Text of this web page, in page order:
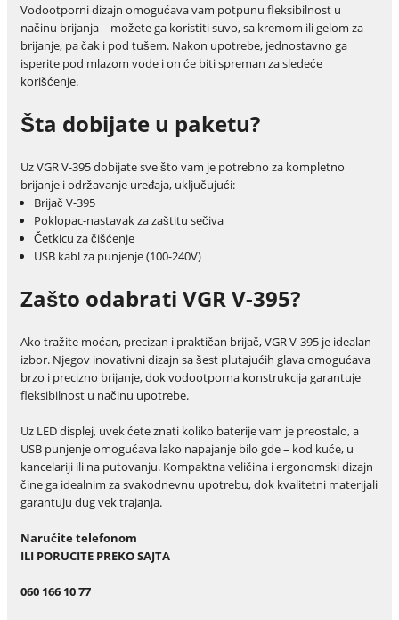
Vodootporni dizajn omogućava vam potpunu fleksibilnost u
načinu brijanja – možete ga koristiti suvo, sa kremom ili gelom za
brijanje, pa čak i pod tušem. Nakon upotrebe, jednostavno ga
isperite pod mlazom vode i on će biti spreman za sledeće
korišćenje.
Šta dobijate u paketu?
Uz VGR V-395 dobijate sve što vam je potrebno za kompletno
brijanje i održavanje uređaja, uključujući:
Brijač V-395
Poklopac-nastavak za zaštitu sečiva
Četkicu za čišćenje
USB kabl za punjenje (100-240V)
Zašto odabrati VGR V-395?
Ako tražite moćan, precizan i praktičan brijač, VGR V-395 je idealan
izbor. Njegov inovativni dizajn sa šest plutajućih glava omogućava
brzo i precizno brijanje, dok vodootporna konstrukcija garantuje
fleksibilnost u načinu upotrebe.
Uz LED displej, uvek ćete znati koliko baterije vam je preostalo, a
USB punjenje omogućava lako napajanje bilo gde – kod kuće, u
kancelariji ili na putovanju. Kompaktna veličina i ergonomski dizajn
čine ga idealnim za svakodnevnu upotrebu, dok kvalitetni materijali
garantuju dug vek trajanja.
Naručite telefonom
ILI PORUCITE PREKO SAJTA
060 166 10 77